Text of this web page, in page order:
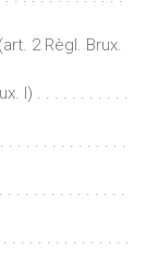
2 Règl. Brux.
I) . . . . . . . . . . .
. . . . . . . . . . . . .
. . . . . . . . . . . . .
. . . . . . . . . . . . .